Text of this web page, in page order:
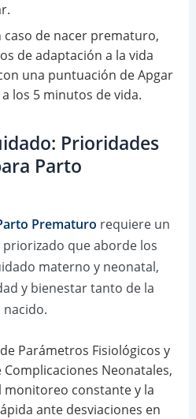
caso de nacer prematuro,
de adaptación a la vida
una puntuación de Apgar
los 5 minutos de vida.
Prioridades
Parto
Prematuro requiere un
que aborde los
materno y neonatal,
y bienestar tanto de la
Parámetros Fisiológicos y
Complicaciones Neonatales,
monitoreo constante y la
ante desviaciones en